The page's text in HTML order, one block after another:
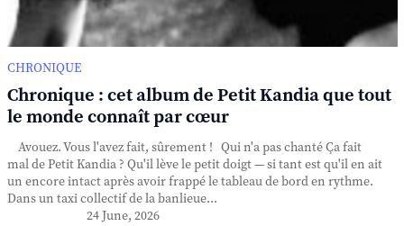
CHRONIQUE
Chronique : cet album de Petit Kandia que tout
le monde connaît par cœur
Avouez. Vous l'avez fait, sûrement ! Qui n'a pas chanté Ça fait
mal de Petit Kandia ? Qu'il lève le petit doigt — si tant est qu'il en ait
un encore intact après avoir frappé le tableau de bord en rythme.
Dans un taxi collectif de la banlieue...
24 June, 2026